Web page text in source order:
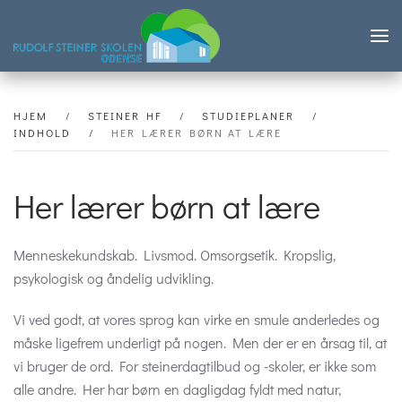
Skip to main content
HJEM STEINER HF
STUDIEPLANER
INDHOLD
HER LÆRER BØRN AT LÆRE
Her lærer børn at lære
Menneskekundskab. Livsmod. Omsorgsetik. Kropslig,
psykologisk og åndelig udvikling.
Vi ved godt, at vores sprog kan virke en smule anderledes og
måske ligefrem underligt på nogen. Men der er en årsag til, at
vi bruger de ord. For steinerdagtilbud og -skoler, er ikke som
alle andre. Her har børn en dagligdag fyldt med natur,